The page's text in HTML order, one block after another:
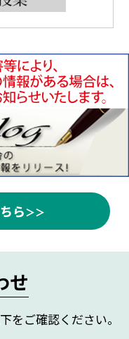
ら
せ
をご確認ください。